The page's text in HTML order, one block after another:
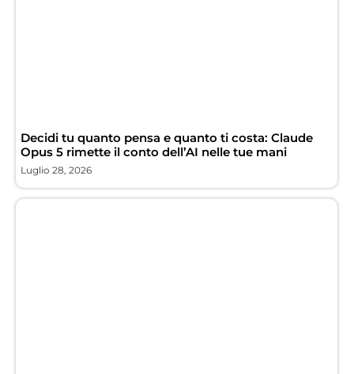
Decidi tu quanto pensa e quanto ti costa: Claude
Opus 5 rimette il conto dell’AI nelle tue mani
Luglio 28, 2026